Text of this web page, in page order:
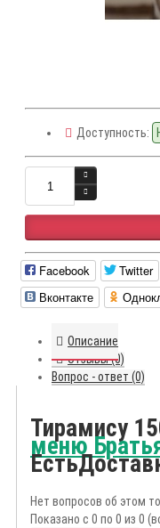
Доступность:
Facebook Twitter
Вконтакте
Описание
Отзывы (0)
Вопрос - ответ (0)
Тирамису
меню
Нет вопросов об этом
Показано с 0 по 0 из 0